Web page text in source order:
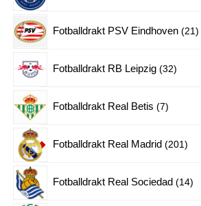
Fotballdrakt PSV Eindhoven 2121
Fotballdrakt RB Leipzig 3232
Fotballdrakt Real Betis 77
Fotballdrakt Real Madrid 201201
Fotballdrakt Real Sociedad 1414